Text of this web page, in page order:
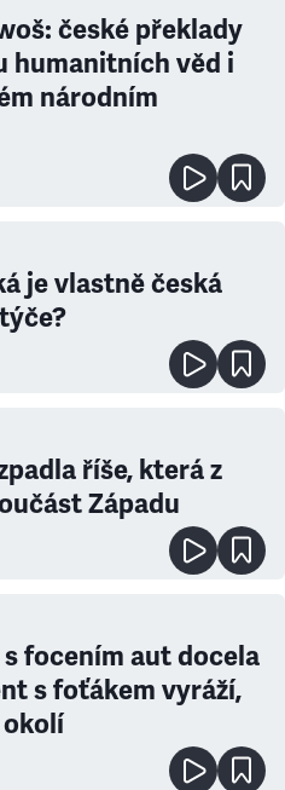
české překlady
humanitních věd i
národním
je vlastně česká
říše, která z
Západu
focením aut docela
s foťákem vyráží,